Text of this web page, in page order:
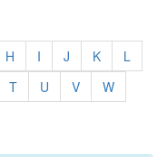
H I J K
L
T U V
W